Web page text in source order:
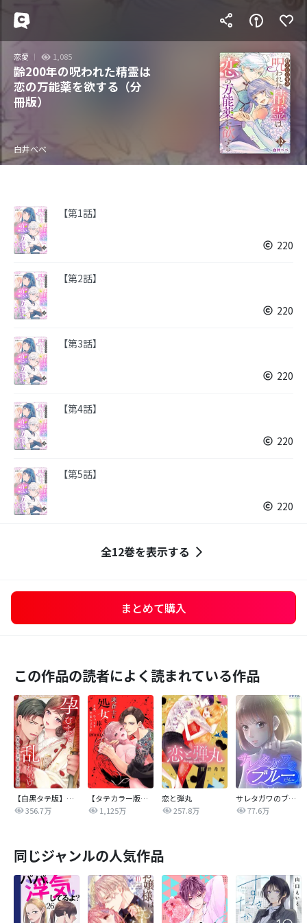
恋愛 1,085
齢200年の呪われた精霊は
恋の万能薬を欲する（分
冊版）
白井べべ
【第1話】
220
【第2話】
220
【第3話】
220
【第4話】
220
【第5話】
220
全12巻を表示する
まとめて購入
この作品の読者によく読まれている作品
【白黒タテ版】孕むまで乱れいけ～身代わり花嫁と軍服の猛愛
356.7万
【タテカラー版】漣蒼士に処女を捧ぐ～さあ、じっくり愛でましょうか
1,125万
恋と弾丸
257.8万
サレタガワのブルー【タテヨミ】
77.6万
同じジャンルの人気作品